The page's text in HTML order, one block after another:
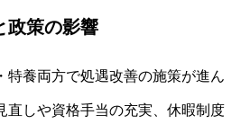
政策の影響
特養両方で処遇改善の施策が進ん
直しや資格手当の充実、休暇制度